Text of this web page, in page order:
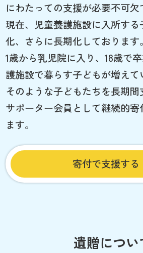
にわたっての支援が必要不可欠
現在、児童養護施設に入所す
化、さらに長期化しております。
1歳から乳児院に入り、18歳で
護施設で暮らす子どもが増えて
そのような子どもたちを長期間
サポーター会員として継続的寄
ます。
寄付で支援する
遺贈につい